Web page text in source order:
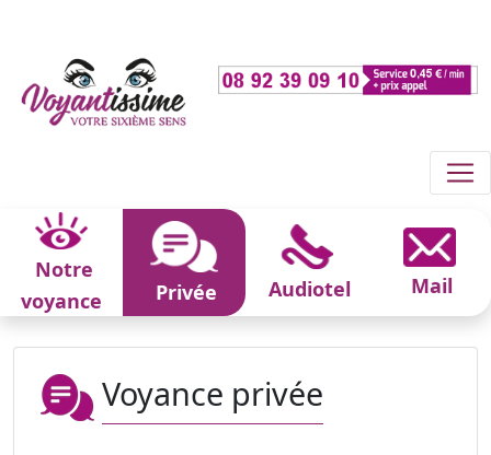
Notre
voyance
Privée Audiotel Mail
Voyance privée